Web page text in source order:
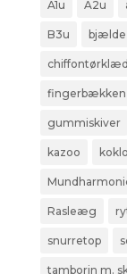
A1u A2u
B3u bjælde
fingerbækken
gummiskiver
kazoo
Rasleæg
snurretop
tamborin m.